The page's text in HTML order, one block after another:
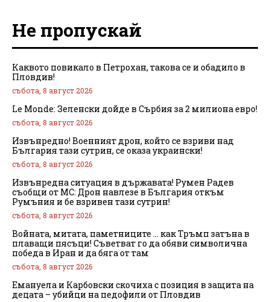
Не пропускай
Каквото повикало в Петрохан, такова се и обадило в
Пловдив!
събота, 8 август 2026
Le Monde: Зеленски дойде в Сърбия за 2 милиона евро!
събота, 8 август 2026
Извънредно! Военният дрон, който се взриви над
България тази сутрин, се оказа украински!
събота, 8 август 2026
Извънредна ситуация в държавата! Румен Радев
съобщи от МС: Дрон навлезе в България откъм
Румъния и бе взривен тази сутрин!
събота, 8 август 2026
Войната, митата, паметниците … как Тръмп затъна в
плаващи пясъци! Съветват го да обяви символична
победа в Иран и да бяга от там
събота, 8 август 2026
Емануела и Карбовски скочиха с позиция в защита на
децата – убийци на педофили от Пловдив